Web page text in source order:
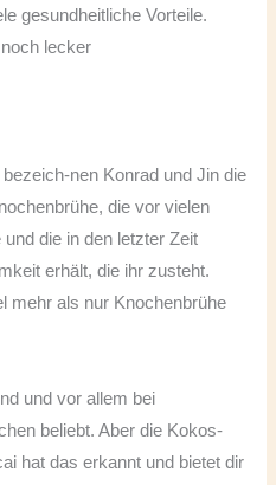
gesundheitliche Vorteile.
lecker
nen Konrad und Jin die
die vor vielen
die in den letzter Zeit
erhält, die ihr zusteht.
mehr als nur Knochenbrühe
und vor allem bei
beliebt. Aber die Kokos-
hat das erkannt und bietet dir